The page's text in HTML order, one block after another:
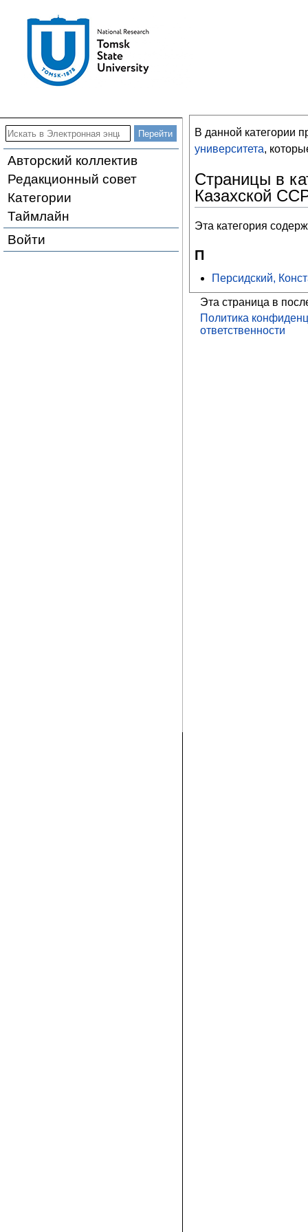
Авторский коллектив
Редакционный совет
Категории
Таймлайн
Войти
В данной категории
университета,
Страницы в
Казахской
Эта категория
П
Персидский,
Эта страница в
Политика
ответственности